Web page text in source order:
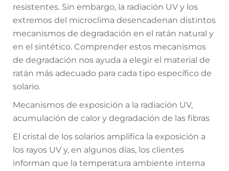
resistentes. Sin embargo, la radiación UV y los
extremos del microclima desencadenan distintos
mecanismos de degradación en el ratán natural y
en el sintético. Comprender estos mecanismos
de degradación nos ayuda a elegir el material de
ratán más adecuado para cada tipo específico de
solario.
Mecanismos de exposición a la radiación UV,
acumulación de calor y degradación de las fibras
El cristal de los solarios amplifica la exposición a
los rayos UV y, en algunos días, los clientes
informan que la temperatura ambiente interna